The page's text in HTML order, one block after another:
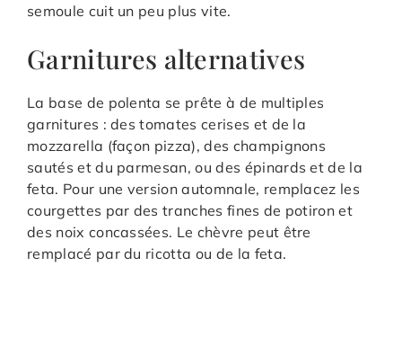
semoule cuit un peu plus vite.
Garnitures alternatives
La base de polenta se prête à de multiples
garnitures : des tomates cerises et de la
mozzarella (façon pizza), des champignons
sautés et du parmesan, ou des épinards et de la
feta. Pour une version automnale, remplacez les
courgettes par des tranches fines de potiron et
des noix concassées. Le chèvre peut être
remplacé par du ricotta ou de la feta.